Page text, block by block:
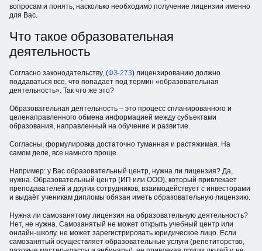
вопросам и понять, насколько необходимо получение лицензии именно
для Вас.
Что такое образовательная
деятельность
Согласно законодательству, (ФЗ-273) лицензированию должно
поддаваться все, что попадает под термин «образовательная
деятельность». Так что же это?
Образовательная деятельность – это процесс спланированного и
целенаправленного обмена информацией между субъектами
образования, направленный на обучение и развитие.
Согласны, формулировка достаточно туманная и растяжимая. На
самом деле, все намного проще.
Например: у Вас образовательный центр, нужна ли лицензия? Да,
нужна. Образовательный центр (ИП или ООО), который привлекает
преподавателей и других сотрудников, взаимодействует с инвесторами
и выдаёт ученикам дипломы обязан иметь образовательную лицензию.
Нужна ли самозанятому лицензия на образовательную деятельность?
Нет, не нужна. Самозанятый не может открыть учебный центр или
онлайн-школу, не может зарегистрировать юридическое лицо. Если
самозанятый осуществляет образовательные услуги (репетиторство,